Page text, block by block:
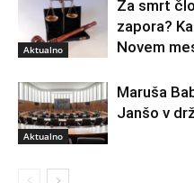
Aktualno
Za smrt
zapora?
Novem
Aktualno
Maruša
Janšo v